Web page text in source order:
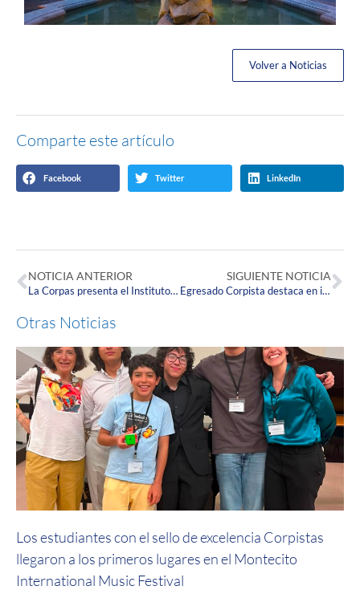
Volver a Noticias
Comparte este artículo
Facebook Twitter LinkedIn
NOTICIA ANTERIOR
La Corpas presenta el Instituto de Estudios Humanísticos, Calidad de Vida y Desarrollo Sostenible
SIGUIENTE NOTICIA
Egresado Corpista destaca en importante evento internacional de investigación médica en Austria
Otras Noticias
Los estudiantes con el sello de excelencia Corpistas
llegaron a los primeros lugares en el Montecito
International Music Festival